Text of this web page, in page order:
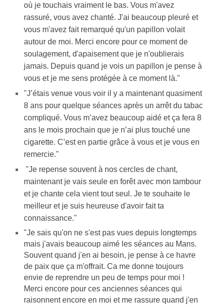
où je touchais vraiment le bas. Vous m'avez
rassuré, vous avez chanté. J'ai beaucoup pleuré et
vous m'avez fait remarqué qu'un papillon volait
autour de moi. Merci encore pour ce moment de
soulagement, d'apaisement que je n'oublierais
jamais. Depuis quand je vois un papillon je pense à
vous et je me sens protégée à ce moment là."
"J’étais venue vous voir il y a maintenant quasiment
8 ans pour quelque séances après un arrêt du tabac
compliqué. Vous m’avez beaucoup aidé et ça fera 8
ans le mois prochain que je n’ai plus touché une
cigarette. C’est en partie grâce à vous et je vous en
remercie."
"Je repense souvent à nos cercles de chant,
maintenant je vais seule en forêt avec mon tambour
et je chante cela vient tout seul. Je te souhaite le
meilleur et je suis heureuse d'avoir fait ta
connaissance."
"Je sais qu'on ne s'est pas vues depuis longtemps
mais j'avais beaucoup aimé les séances au Mans.
Souvent quand j'en ai besoin, je pense à ce havre
de paix que ça m'offrait. Ca me donne toujours
envie de reprendre un peu de temps pour moi !
Merci encore pour ces anciennes séances qui
raisonnent encore en moi et me rassure quand j'en